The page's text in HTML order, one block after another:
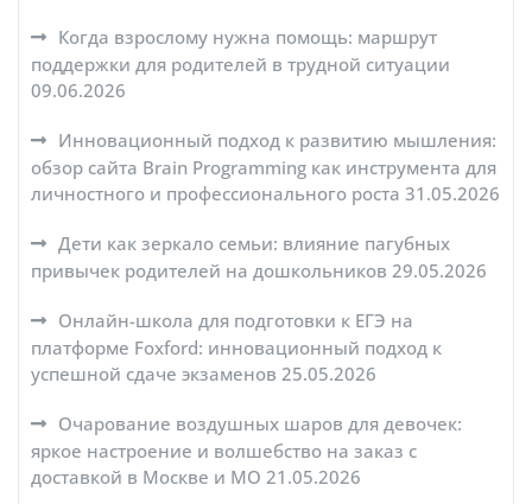
Когда взрослому нужна помощь: маршрут
поддержки для родителей в трудной ситуации
09.06.2026
Инновационный подход к развитию мышления:
обзор сайта Brain Programming как инструмента для
личностного и профессионального роста 31.05.2026
Дети как зеркало семьи: влияние пагубных
привычек родителей на дошкольников 29.05.2026
Онлайн-школа для подготовки к ЕГЭ на
платформе Foxford: инновационный подход к
успешной сдаче экзаменов 25.05.2026
Очарование воздушных шаров для девочек:
яркое настроение и волшебство на заказ с
доставкой в Москве и МО 21.05.2026